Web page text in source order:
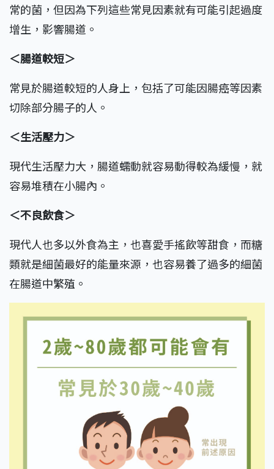
常的菌，但因為下列這些常見因素就有可能引起過度
增生，影響腸道。
＜腸道較短＞
常見於腸道較短的人身上，包括了可能因腸癌等因素
切除部分腸子的人。
＜生活壓力＞
現代生活壓力大，腸道蠕動就容易動得較為緩慢，就
容易堆積在小腸內。
＜不良飲食＞
現代人也多以外食為主，也喜愛手搖飲等甜食，而糖
類就是細菌最好的能量來源，也容易養了過多的細菌
在腸道中繁殖。